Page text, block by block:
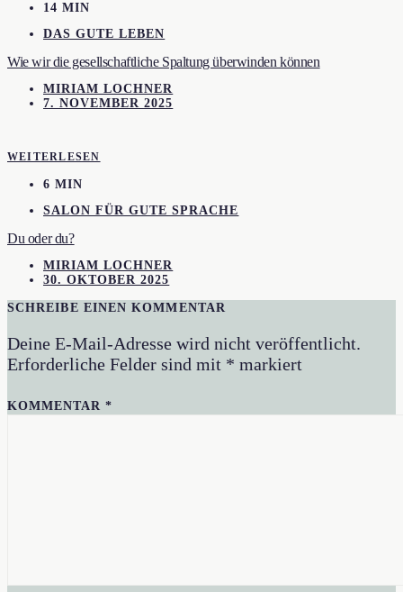
14 MIN
DAS GUTE LEBEN
Wie wir die gesellschaftliche Spaltung überwinden können
MIRIAM LOCHNER
7. NOVEMBER 2025
WEITERLESEN
6 MIN
SALON FÜR GUTE SPRACHE
Du oder du?
MIRIAM LOCHNER
30. OKTOBER 2025
SCHREIBE EINEN KOMMENTAR
Deine E-Mail-Adresse wird nicht veröffentlicht.
Erforderliche Felder sind mit * markiert
KOMMENTAR*